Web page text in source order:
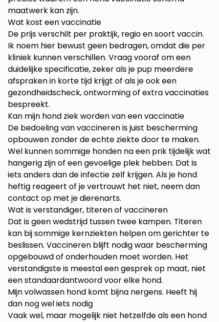
maatwerk kan zijn.
Wat kost een vaccinatie
De prijs verschilt per praktijk, regio en soort vaccin.
Ik noem hier bewust geen bedragen, omdat die per
kliniek kunnen verschillen. Vraag vooraf om een
duidelijke specificatie, zeker als je pup meerdere
afspraken in korte tijd krijgt of als je ook een
gezondheidscheck, ontworming of extra vaccinaties
bespreekt.
Kan mijn hond ziek worden van een vaccinatie
De bedoeling van vaccineren is juist bescherming
opbouwen zonder de echte ziekte door te maken.
Wel kunnen sommige honden na een prik tijdelijk wat
hangerig zijn of een gevoelige plek hebben. Dat is
iets anders dan de infectie zelf krijgen. Als je hond
heftig reageert of je vertrouwt het niet, neem dan
contact op met je dierenarts.
Wat is verstandiger, titeren of vaccineren
Dat is geen wedstrijd tussen twee kampen. Titeren
kan bij sommige kernziekten helpen om gerichter te
beslissen. Vaccineren blijft nodig waar bescherming
opgebouwd of onderhouden moet worden. Het
verstandigste is meestal een gesprek op maat, niet
een standaardantwoord voor elke hond.
Mijn volwassen hond komt bijna nergens. Heeft hij
dan nog wel iets nodig
Vaak wel, maar mogelijk niet hetzelfde als een hond